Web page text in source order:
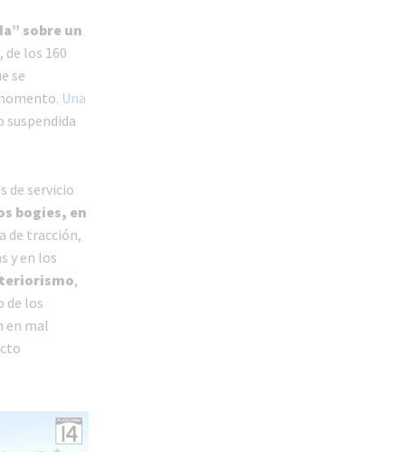
sobre un
los 160
se
Una
suspendida
de servicio
bogies, en
de tracción,
y en los
,
de los
en mal